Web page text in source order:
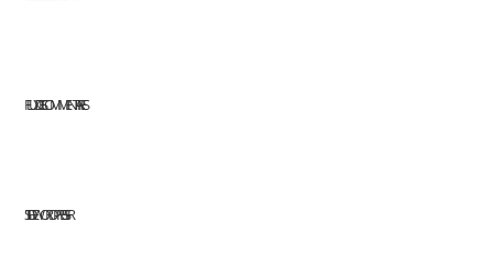
FLUX DES COMMENTAIRES
SITE DE WORDPRESS-FR